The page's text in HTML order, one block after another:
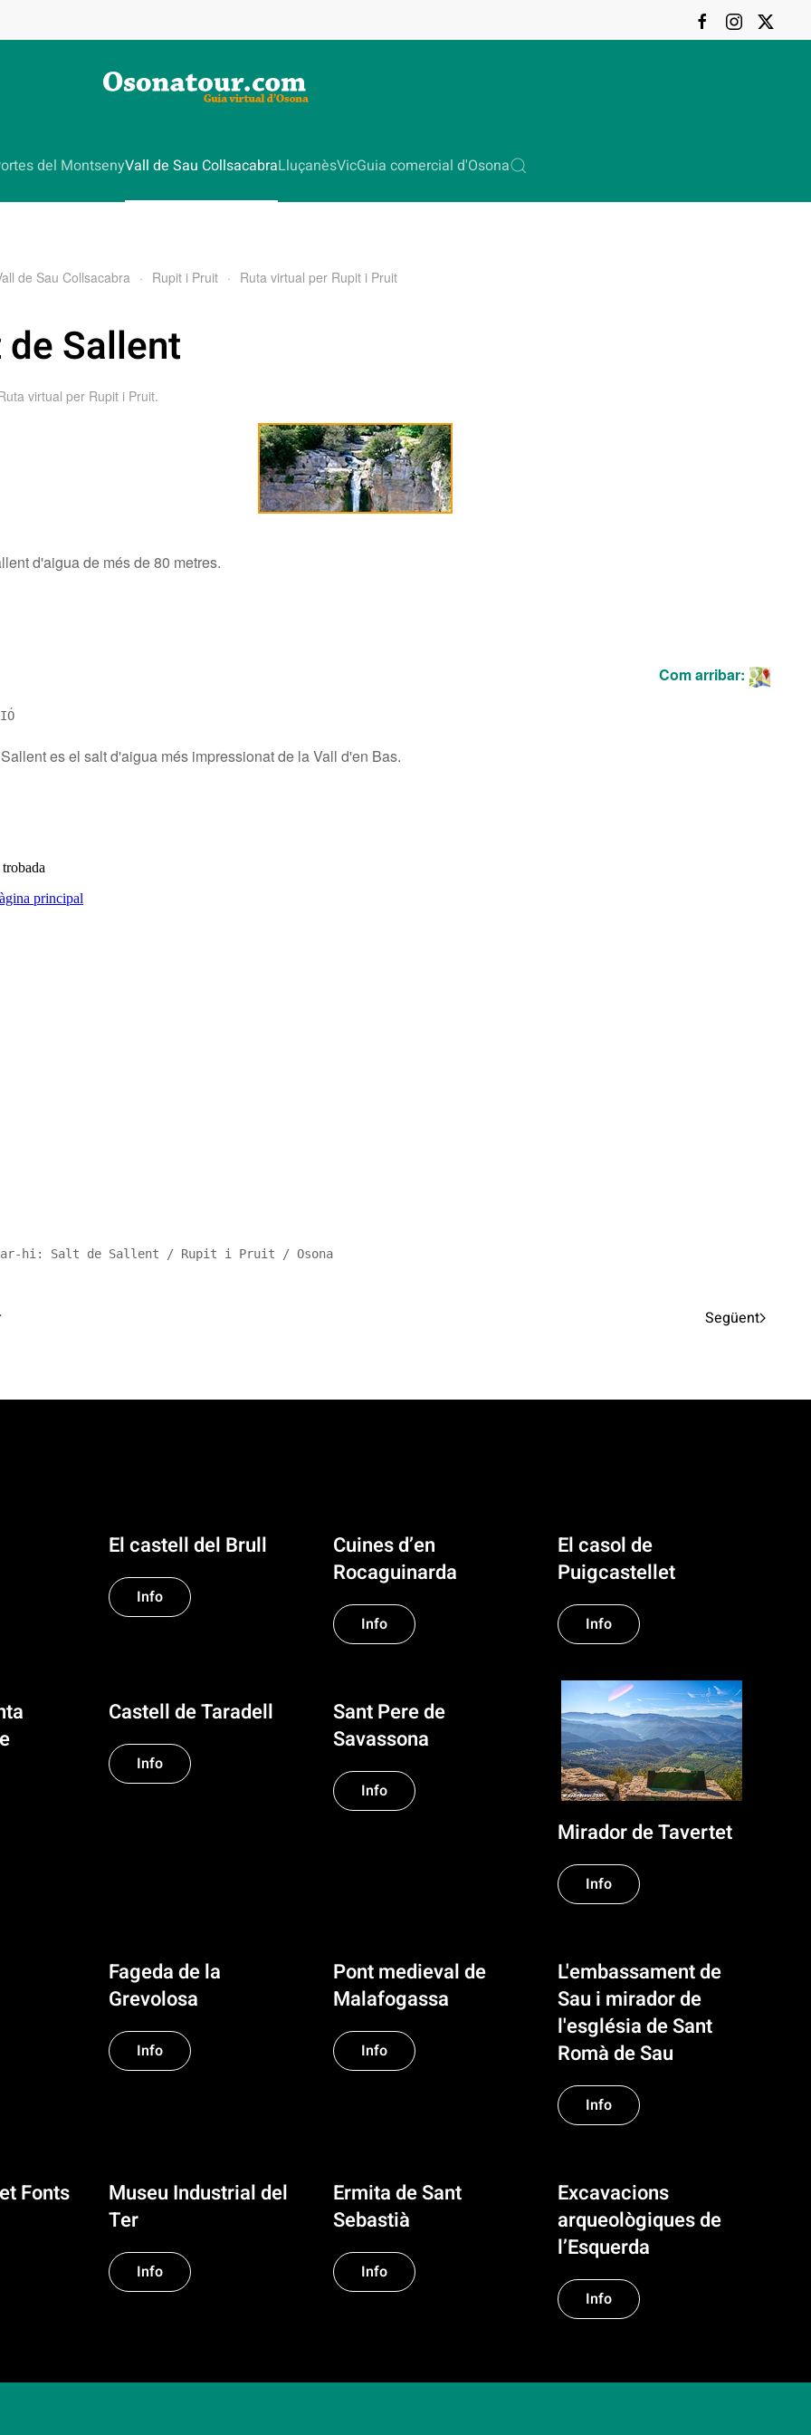
del MontsenyVall de Sau CollsacabraLluçanèsVicGuia comercial d'Osona
de Sau Collsacabra Rupit i Pruit Ruta virtual per Rupit i Pruit
Sallent
virtual per Rupit i Pruit.
d'aigua de més de 80 metres.
Com arribar:
es el salt d'aigua més impressionat de la Vall d'en Bas.
hi: Salt de Sallent / Rupit i Pruit / Osona
Següent
El castell del Brull
Info
Cuines d’en
Rocaguinarda
Info
El casol de
Puigcastellet
Info
Castell de Taradell
Info
Sant Pere de
Savassona
Info
Mirador de Tavertet
Info
Fageda de la
Grevolosa
Info
Pont medieval de
Malafogassa
Info
L'embassament de
Sau i mirador de
l'església de Sant
Romà de Sau
Info
Fonts
Museu Industrial del
Ter
Info
Ermita de Sant
Sebastià
Info
Excavacions
arqueològiques de
l’Esquerda
Info